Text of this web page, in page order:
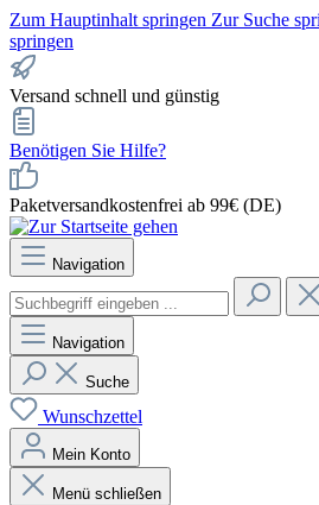
Zum Hauptinhalt springen Zur Suche
springen
Versand schnell und günstig
Benötigen Sie Hilfe?
Paketversandkostenfrei ab 99€ (DE)
Navigation
Navigation
Suche
Wunschzettel
Mein Konto
Menü schließen